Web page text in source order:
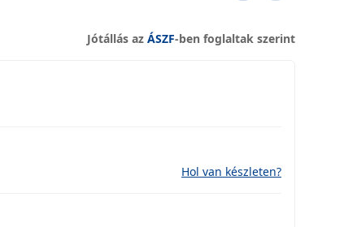
Jótállás az ÁSZF-ben foglaltak szerint
Hol van készleten?